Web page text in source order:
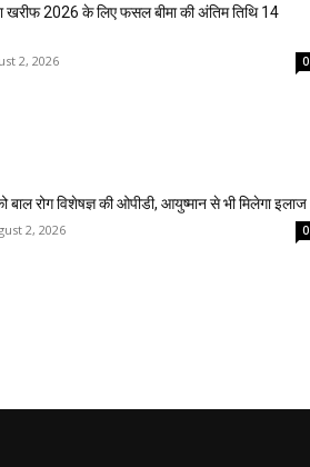
खरीफ 2026 के लिए फसल बीमा की अंतिम तिथि 14
2, 2026 0
रोग विशेषज्ञ की ओपीडी, आयुष्मान से भी मिलेगा इलाज
2, 2026 0